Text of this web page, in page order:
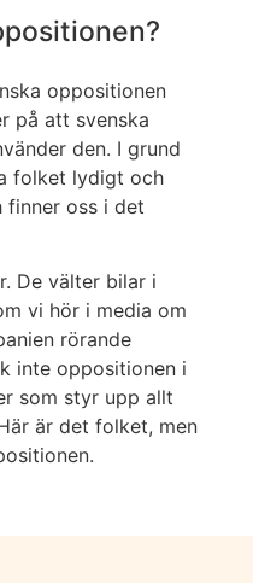
oppositionen
på att svenska
den. I grund
folket lydigt och
finner oss i det
De välter bilar i
vi hör i media om
rörande
inte oppositionen i
som styr upp allt
är det folket, men